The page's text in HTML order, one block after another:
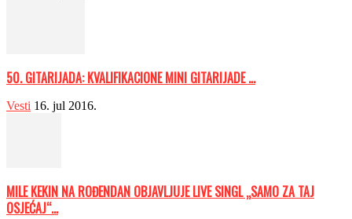
50. GITARIJADA: KVALIFIKACIONE MINI GITARIJADE ...
Vesti 16. jul 2016.
MILE KEKIN NA ROĐENDAN OBJAVLJUJE LIVE SINGL „SAMO ZA TAJ
OSJEĆAJ“...